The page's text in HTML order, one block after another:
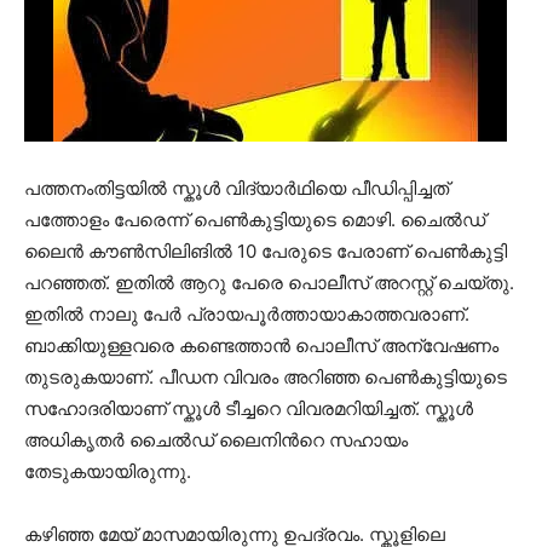
പത്തനംതിട്ടയില്‍ സ്കൂള്‍ വിദ്യാര്‍ഥിയെ പീഡിപ്പിച്ചത്
പത്തോളം പേരെന്ന് പെണ്‍കുട്ടിയുടെ മൊഴി. ചൈല്‍ഡ്
ലൈന്‍ കൗണ്‍സിലിങില്‍ 10 പേരുടെ പേരാണ് പെണ്‍കുട്ടി
പറഞ്ഞത്. ഇതില്‍ ആറു പേരെ പൊലീസ് അറസ്റ്റ് ചെയ്തു.
ഇതില്‍‌ നാലു പേര്‍ പ്രായപൂര്‍ത്തായാകാത്തവരാണ്.
ബാക്കിയുള്ളവരെ കണ്ടെത്താന്‍ പൊലീസ് അന്വേഷണം
തുടരുകയാണ്. പീഡന വിവരം അറിഞ്ഞ പെണ്‍കുട്ടിയുടെ
സഹോദരിയാണ് സ്കൂള്‍ ടീച്ചറെ വിവരമറിയിച്ചത്. സ്കൂള്‍
അധികൃതര്‍ ചൈല്‍ഡ് ലൈനിന്‍റെ സഹായം
തേടുകയായിരുന്നു.
കഴിഞ്ഞ മേയ് മാസമായിരുന്നു ഉപദ്രവം. സ്കൂളിലെ